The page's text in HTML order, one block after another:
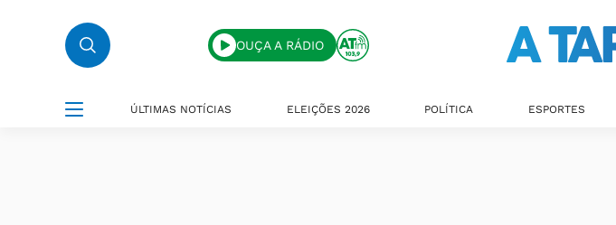
OUÇA A RÁDIO
ÚLTIMAS NOTÍCIAS ELEIÇÕES 2026 POLÍTICA ESPORTES